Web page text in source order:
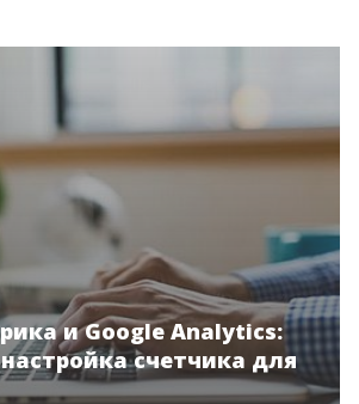
и Google Analytics:
счетчика для